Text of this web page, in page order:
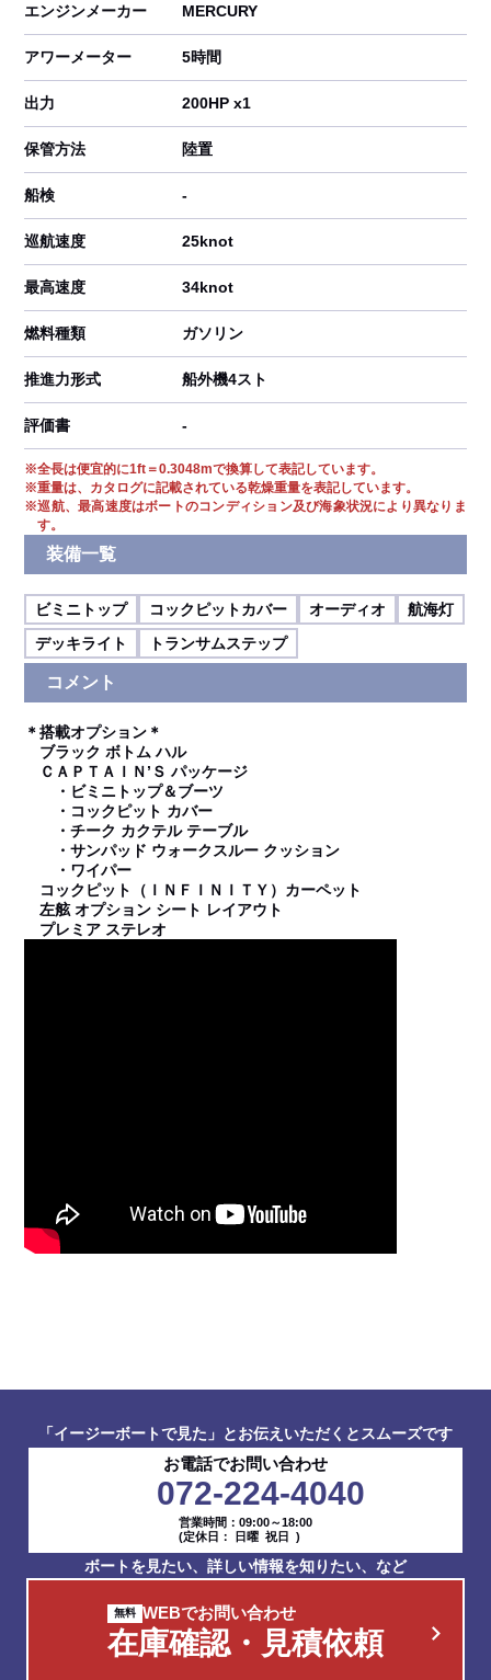
エンジンメーカー MERCURY
アワーメーター 5時間
出力 200HP x1
保管方法 陸置
船検 -
巡航速度 25knot
最高速度 34knot
燃料種類 ガソリン
推進力形式 船外機4スト
評価書 -
※全長は便宜的に1ft＝0.3048mで換算して表記しています。
※重量は、カタログに記載されている乾燥重量を表記しています。
※巡航、最高速度はボートのコンディション及び海象状況により異なりま
す。
装備一覧
ビミニトップ コックピットカバー オーディオ
航海灯
デッキライト
トランサムステップ
コメント
＊搭載オプション＊
ブラック ボトム ハル
ＣＡＰＴＡＩＮ’Ｓ パッケージ
・ビミニトップ＆ブーツ
・コックピット カバー
・チーク カクテル テーブル
・サンパッド ウォークスルー クッション
・ワイパー
コックピット（ＩＮＦＩＮＩＴＹ）カーペット
左舷 オプション シート レイアウト
プレミア ステレオ
「イージーボートで見た」とお伝えいただくとスムーズです
お電話でお問い合わせ
072-224-4040
営業時間：09:00～18:00
(定休日： 日曜 祝日 )
ボートを見たい、詳しい情報を知りたい、など
WEBでお問い合わせ
在庫確認・見積依頼